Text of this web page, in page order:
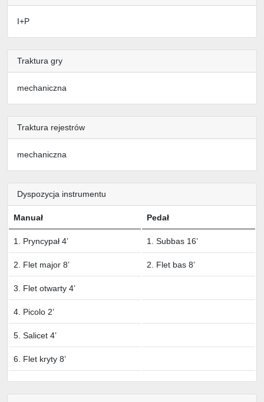
I+P
Traktura gry
mechaniczna
Traktura rejestrów
mechaniczna
Dyspozycja instrumentu
Manuał Pedał
1. Pryncypał 4’ 1. Subbas 16’
2. Flet major 8’ 2. Flet bas 8’
3. Flet otwarty 4’
4. Picolo 2’
5. Salicet 4’
6. Flet kryty 8’